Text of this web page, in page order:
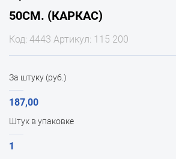
50СМ. (КАРКАС)
Код: 4443 Артикул: 115 200
За штуку (руб.)
187,00
Штук в упаковке
1